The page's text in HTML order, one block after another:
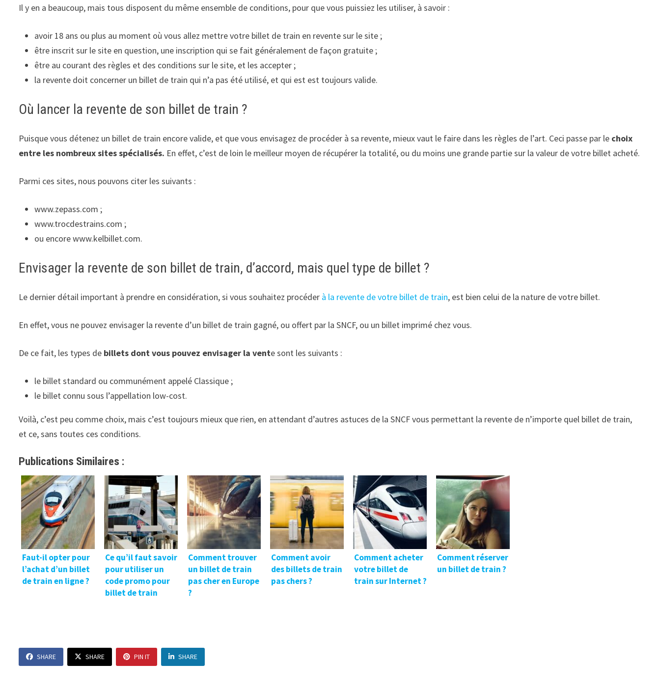
Il y en a beaucoup, mais tous disposent du même ensemble de conditions, pour que vous puissiez les utiliser, à savoir :
avoir 18 ans ou plus au moment où vous allez mettre votre billet de train en revente sur le site ;
être inscrit sur le site en question, une inscription qui se fait généralement de façon gratuite ;
être au courant des règles et des conditions sur le site, et les accepter ;
la revente doit concerner un billet de train qui n’a pas été utilisé, et qui est est toujours valide.
Où lancer la revente de son billet de train ?
Puisque vous détenez un billet de train encore valide, et que vous envisagez de procéder à sa revente, mieux vaut le faire dans les règles de l’art. Ceci passe par le choix
entre les nombreux sites spécialisés. En effet, c’est de loin le meilleur moyen de récupérer la totalité, ou du moins une grande partie sur la valeur de votre billet acheté.
Parmi ces sites, nous pouvons citer les suivants :
www.zepass.com ;
www.trocdestrains.com ;
ou encore www.kelbillet.com.
Envisager la revente de son billet de train, d’accord, mais quel type de billet ?
Le dernier détail important à prendre en considération, si vous souhaitez procéder à la revente de votre billet de train, est bien celui de la nature de votre billet.
En effet, vous ne pouvez envisager la revente d’un billet de train gagné, ou offert par la SNCF, ou un billet imprimé chez vous.
De ce fait, les types de billets dont vous pouvez envisager la vente sont les suivants :
le billet standard ou communément appelé Classique ;
le billet connu sous l’appellation low-cost.
Voilà, c’est peu comme choix, mais c’est toujours mieux que rien, en attendant d’autres astuces de la SNCF vous permettant la revente de n’importe quel billet de train,
et ce, sans toutes ces conditions.
Publications Similaires :
Faut-il opter pour
l’achat d’un billet
de train en ligne ?
Ce qu’il faut savoir
pour utiliser un
code promo pour
billet de train
Comment trouver
un billet de train
pas cher en Europe
?
Comment avoir
des billets de train
pas chers ?
Comment acheter
votre billet de
train sur Internet ?
Comment réserver
un billet de train ?
SHARE SHARE PIN IT SHARE